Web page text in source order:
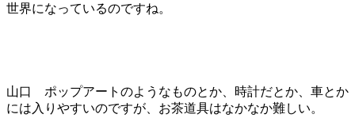
世界になっているのですね。
山口 ポップアートのようなものとか、時計だとか、車とか
には入りやすいのですが、お茶道具はなかなか難しい。